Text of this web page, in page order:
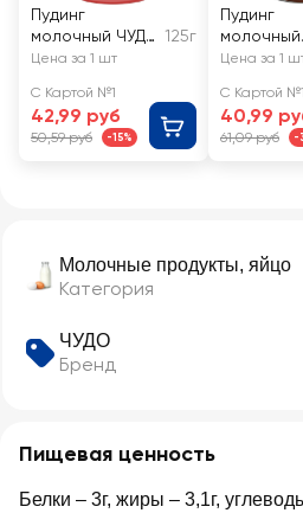
Молочные продукты, яйцо
Категория
ЧУДО
Бренд
Пищевая ценность
Белки – 3г, жиры – 3,1г,
Пудинг
молочный ЧУДО
Ваниль 3%, без
125г
Цена за 1 шт
С Картой №1
42,99 руб
50,59 руб -15%
Пудинг
молочный
СЕЛО
без змж
Цена за 1
С Картой №1
40,99
61,09 руб -